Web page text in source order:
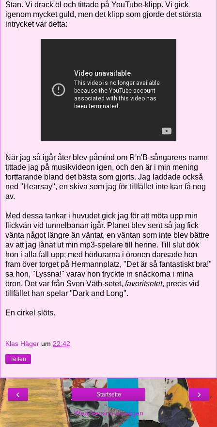
Stan. Vi drack öl och tittade på YouTube-klipp. Vi gick
igenom mycket guld, men det klipp som gjorde det största
intrycket var detta:
När jag så igår åter blev påmind om R'n'B-sångarens namn
tittade jag på musikvideon igen, och den är i min mening
fortfarande bland det bästa som gjorts. Jag laddade också
ned "Hearsay", en skiva som jag för tillfället inte kan få nog
av.
Med dessa tankar i huvudet gick jag för att möta upp min
flickvän vid tunnelbanan igår. Planet blev sent så jag fick
vänta något längre än väntat, en väntan som inte blev bättre
av att jag lånat ut min mp3-spelare till henne. Till slut dök
hon i alla fall upp; med hörlurarna i öronen dansade hon
fram över torget på Hermannplatz, "Det är så fantastiskt bra!"
sa hon, "Lyssna!" varav hon tryckte in snäckorna i mina
öron. Det var från Sven Väth-setet, favoritsetet, precis vid
tillfället han spelar "Dark and Long".
En cirkel slöts.
Klas Häger um 22:42
Teilen
‹ ›
Startseite
Web-Version anzeigen